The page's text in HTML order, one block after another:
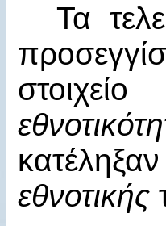
Τα
εθνοτικής